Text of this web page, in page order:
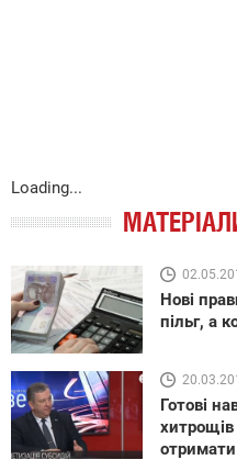
Loading...
Нові
пільг, а
Готові
хитрощів